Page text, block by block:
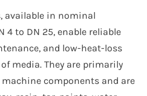
available in nominal
to DN 25, enable reliable
and low-heat-loss
media. They are primarily
components and are